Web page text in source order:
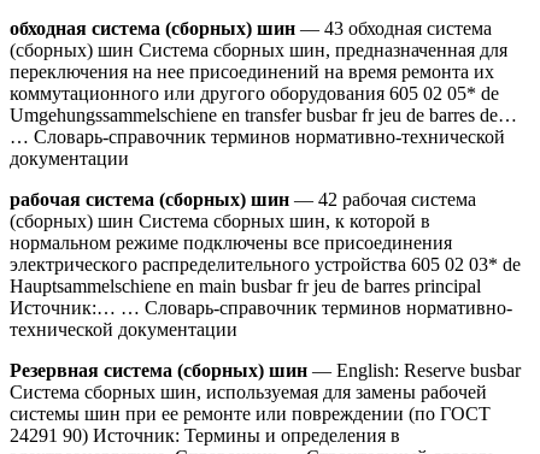
обходная система (сборных) шин — 43 обходная система
(сборных) шин Система сборных шин, предназначенная для
переключения на нее присоединений на время ремонта их
коммутационного или другого оборудования 605 02 05* de
Umgehungssammelschiene en transfer busbar fr jeu de barres de…
… Словарь-справочник терминов нормативно-технической
документации
рабочая система (сборных) шин — 42 рабочая система
(сборных) шин Система сборных шин, к которой в
нормальном режиме подключены все присоединения
электрического распределительного устройства 605 02 03* de
Hauptsammelschiene en main busbar fr jeu de barres principal
Источник:… … Словарь-справочник терминов нормативно-
технической документации
Резервная система (сборных) шин — English: Reserve busbar
Система сборных шин, используемая для замены рабочей
системы шин при ее ремонте или повреждении (по ГОСТ
24291 90) Источник: Термины и определения в